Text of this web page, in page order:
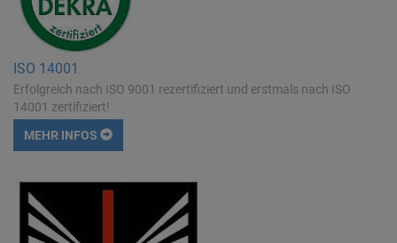
ISO 14001
Erfolgreich nach ISO 9001 rezertifiziert und erstmals nach ISO
14001 zertifiziert!
MEHR INFOS